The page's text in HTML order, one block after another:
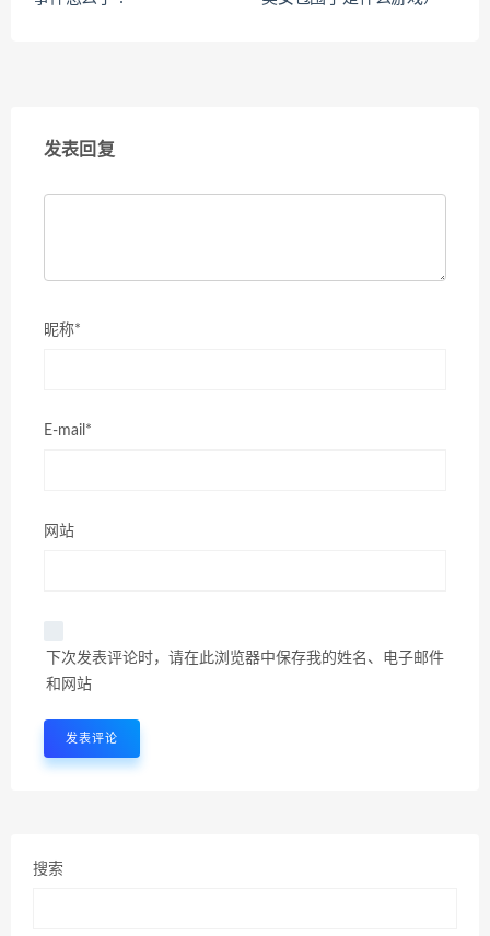
发表回复
昵称*
E-mail*
网站
下次发表评论时，请在此浏览器中保存我的姓名、电子邮件
和网站
搜索